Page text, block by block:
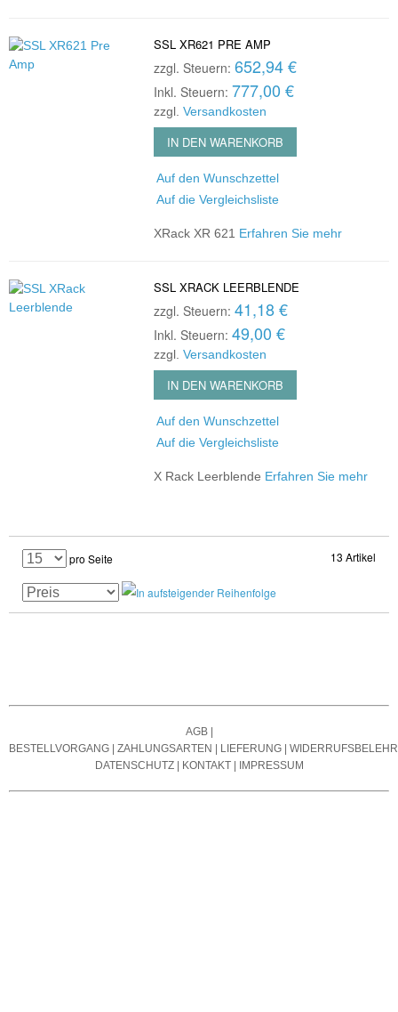
SSL XR621 PRE AMP
zzgl. Steuern: 652,94 €
Inkl. Steuern: 777,00 €
zzgl. Versandkosten
IN DEN WARENKORB
Auf den Wunschzettel
Auf die Vergleichsliste
XRack XR 621 Erfahren Sie mehr
SSL XRACK LEERBLENDE
zzgl. Steuern: 41,18 €
Inkl. Steuern: 49,00 €
zzgl. Versandkosten
IN DEN WARENKORB
Auf den Wunschzettel
Auf die Vergleichsliste
X Rack Leerblende Erfahren Sie mehr
13 Artikel
pro Seite
AGB|
BESTELLVORGANG
ZAHLUNGSARTEN LIEFERUNG
DATENSCHUTZ| KONTAKT| IMPRESSUM